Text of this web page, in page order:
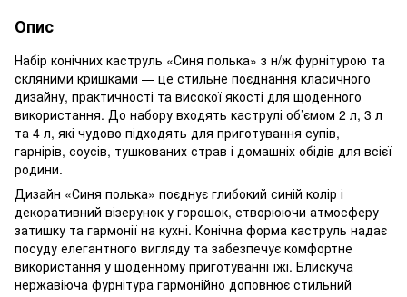
Опис
Набір конічних каструль «Синя полька» з н/ж фурнітурою та
скляними кришками — це стильне поєднання класичного
дизайну, практичності та високої якості для щоденного
використання. До набору входять каструлі об’ємом 2 л, 3 л
та 4 л, які чудово підходять для приготування супів,
гарнірів, соусів, тушкованих страв і домашніх обідів для всієї
родини.
Дизайн «Синя полька» поєднує глибокий синій колір і
декоративний візерунок у горошок, створюючи атмосферу
затишку та гармонії на кухні. Конічна форма каструль надає
посуду елегантного вигляду та забезпечує комфортне
використання у щоденному приготуванні їжі. Блискуча
нержавіюча фурнітура гармонійно доповнює стильний